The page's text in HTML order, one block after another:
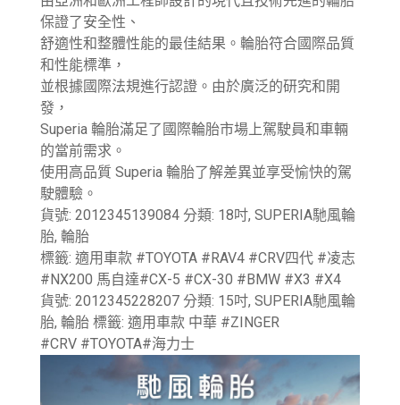
保證了安全性、
舒適性和整體性能的最佳結果。輪胎符合國際品質
和性能標準，
並根據國際法規進行認證。由於廣泛的研究和開
發，
Superia 輪胎滿足了國際輪胎市場上駕駛員和車輛
的當前需求。
使用高品質 Superia 輪胎了解差異並享受愉快的駕
駛體驗。
貨號: 2012345139084 分類: 18吋, SUPERIA馳風輪
胎, 輪胎
標籤: 適用車款 #TOYOTA #RAV4 #CRV四代 #凌志
#NX200 馬自達#CX-5 #CX-30 #BMW #X3 #X4
貨號: 2012345228207 分類: 15吋, SUPERIA馳風輪
胎, 輪胎 標籤: 適用車款 中華 #ZINGER
#CRV #TOYOTA#海力士